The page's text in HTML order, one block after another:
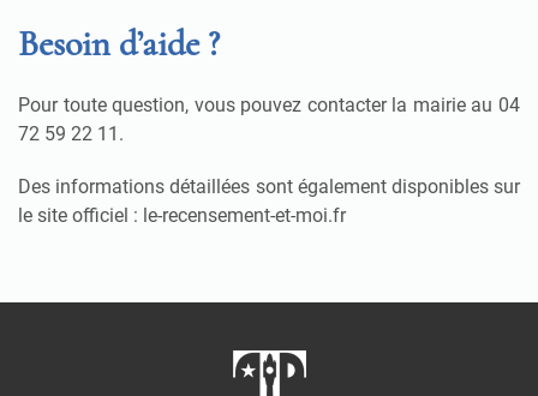
Besoin d’aide ?
Pour toute question, vous pouvez contacter la mairie au 04
72 59 22 11.
Des informations détaillées sont également disponibles sur
le site officiel : le-recensement-et-moi.fr